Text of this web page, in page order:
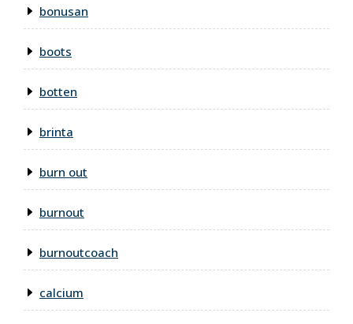
bonusan
boots
botten
brinta
burn out
burnout
burnoutcoach
calcium